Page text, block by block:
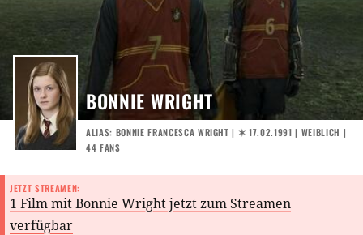
BONNIE WRIGHT
ALIAS: BONNIE FRANCESCA WRIGHT | ✶ 17.02.1991 | WEIBLICH |
44 FANS
JETZT STREAMEN:
1 Film mit Bonnie Wright jetzt zum Streamen
verfügbar